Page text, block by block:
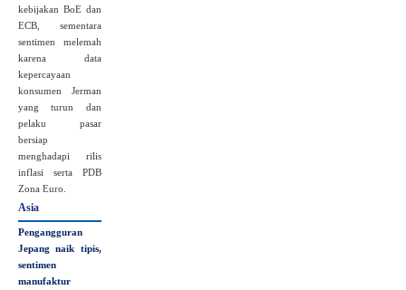
kebijakan BoE dan
ECB, sementara
sentimen melemah
karena data
kepercayaan
konsumen Jerman
yang turun dan
pelaku pasar
bersiap
menghadapi rilis
inflasi serta PDB
Zona Euro.
Asia
Pengangguran
Jepang naik tipis,
sentimen
manufaktur